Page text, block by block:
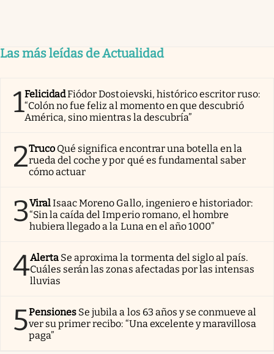
Las más leídas de Actualidad
1FelicidadFiódor Dostoievski, histórico escritor ruso:
“Colón no fue feliz al momento en que descubrió
América, sino mientras la descubría”
2Truco Qué significa encontrar una botella en la
rueda del coche y por qué es fundamental saber
cómo actuar
3ViralIsaac Moreno Gallo, ingeniero e historiador:
“Sin la caída del Imperio romano, el hombre
hubiera llegado a la Luna en el año 1000”
4Alerta Se aproxima la tormenta del siglo al país.
Cuáles serán las zonas afectadas por las intensas
lluvias
5Pensiones Se jubila a los 63 años y se conmueve al
ver su primer recibo: “Una excelente y maravillosa
paga”